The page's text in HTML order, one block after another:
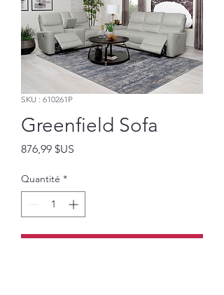
SKU : 610261P
Greenfield Sofa
876,99 $US
Quantité *